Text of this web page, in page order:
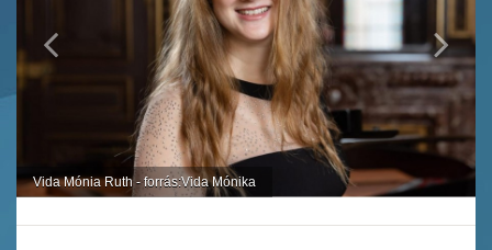
Vida Mónia Ruth - forrás:Vida Mónika
CIMBORA ALAPÍTVÁNY
ARCHIVUM